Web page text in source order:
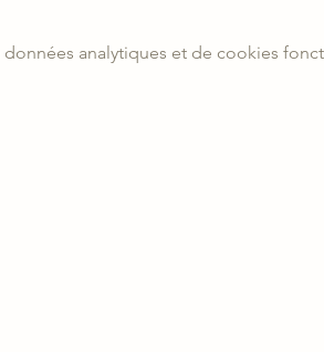
analytiques et de cookies